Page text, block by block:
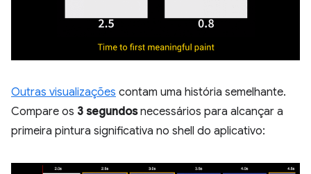
Outras visualizações contam uma história semelhante.
Compare os 3 segundosnecessários para alcançar a
primeira pintura significativa no shell do aplicativo: